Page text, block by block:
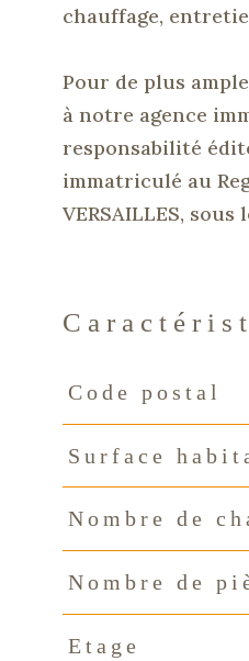
chauffage,
Pour de plus
à notre agence
responsabilité
immatriculé au
VERSAILLES, sous
Caractéristiques
Code postal
Surface
Nombre de
Nombre de
Etage